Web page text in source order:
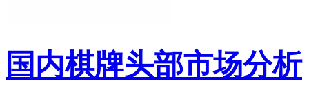
国内棋牌头部市场分析